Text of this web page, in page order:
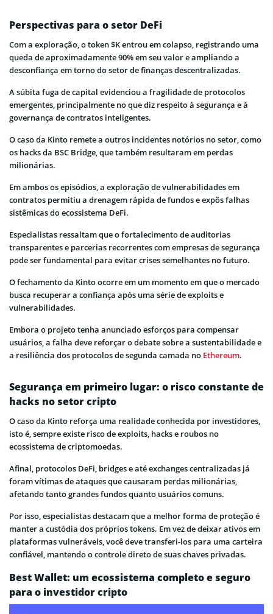
Perspectivas para o setor DeFi
Com a exploração, o token $K entrou em colapso, registrando uma
queda de aproximadamente 90% em seu valor e ampliando a
desconfiança em torno do setor de finanças descentralizadas.
A súbita fuga de capital evidenciou a fragilidade de protocolos
emergentes, principalmente no que diz respeito à segurança e à
governança de contratos inteligentes.
O caso da Kinto remete a outros incidentes notórios no setor, como
os hacks da BSC Bridge, que também resultaram em perdas
milionárias.
Em ambos os episódios, a exploração de vulnerabilidades em
contratos permitiu a drenagem rápida de fundos e expôs falhas
sistêmicas do ecossistema DeFi.
Especialistas ressaltam que o fortalecimento de auditorias
transparentes e parcerias recorrentes com empresas de segurança
pode ser fundamental para evitar crises semelhantes no futuro.
O fechamento da Kinto ocorre em um momento em que o mercado
busca recuperar a confiança após uma série de exploits e
vulnerabilidades.
Embora o projeto tenha anunciado esforços para compensar
usuários, a falha deve reforçar o debate sobre a sustentabilidade e
a resiliência dos protocolos de segunda camada no Ethereum.
Segurança em primeiro lugar: o risco constante de
hacks no setor cripto
O caso da Kinto reforça uma realidade conhecida por investidores,
isto é, sempre existe risco de exploits, hacks e roubos no
ecossistema de criptomoedas.
Afinal, protocolos DeFi, bridges e até exchanges centralizadas já
foram vítimas de ataques que causaram perdas milionárias,
afetando tanto grandes fundos quanto usuários comuns.
Por isso, especialistas destacam que a melhor forma de proteção é
manter a custódia dos próprios tokens. Em vez de deixar ativos em
plataformas vulneráveis, você deve transferi-los para uma carteira
confiável, mantendo o controle direto de suas chaves privadas.
Best Wallet: um ecossistema completo e seguro
para o investidor cripto